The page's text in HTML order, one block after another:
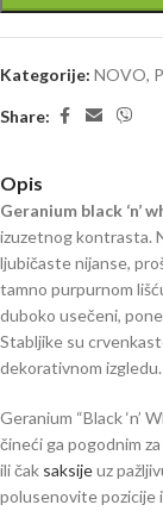
Kategorije: NOVO,
Share:
Opis
Geranium black ‘n’
izuzetnog kontrasta.
ljubičaste nijanse,
tamno purpurnom
duboko usečeni,
Stabljike su
dekorativnom izgledu.
Geranium “Black ‘n’
čineći ga pogodnim
ili čak saksijeuz
polusenovite pozicije